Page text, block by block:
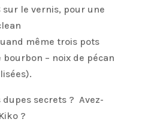
sur le vernis, pour une
même trois pots
bourbon – noix de pécan
dupes secrets ? Avez-
?